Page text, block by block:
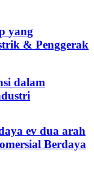
yang
& Penggerak
dalam
ev dua arah
Berdaya